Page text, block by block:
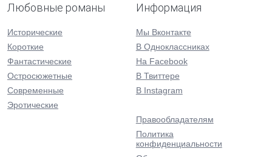
Любовные романы
Исторические
Короткие
Фантастические
Остросюжетные
Современные
Эротические
Информация
Мы Вконтакте
В Одноклассниках
На Facebook
В Твиттере
В Instagram
Правообладателям
Политика
конфиденциальности